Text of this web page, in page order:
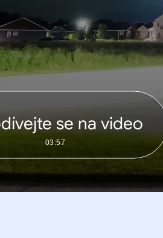
se na video
03:57